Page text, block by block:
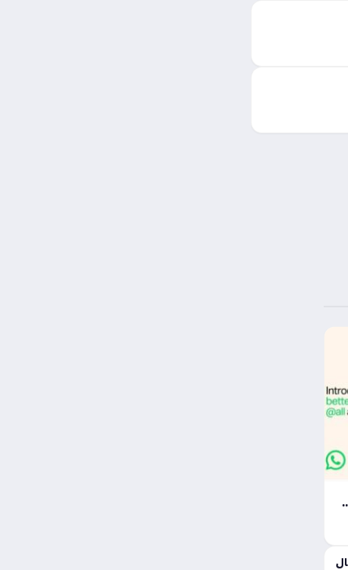
إعدادات التنبيهات لديك